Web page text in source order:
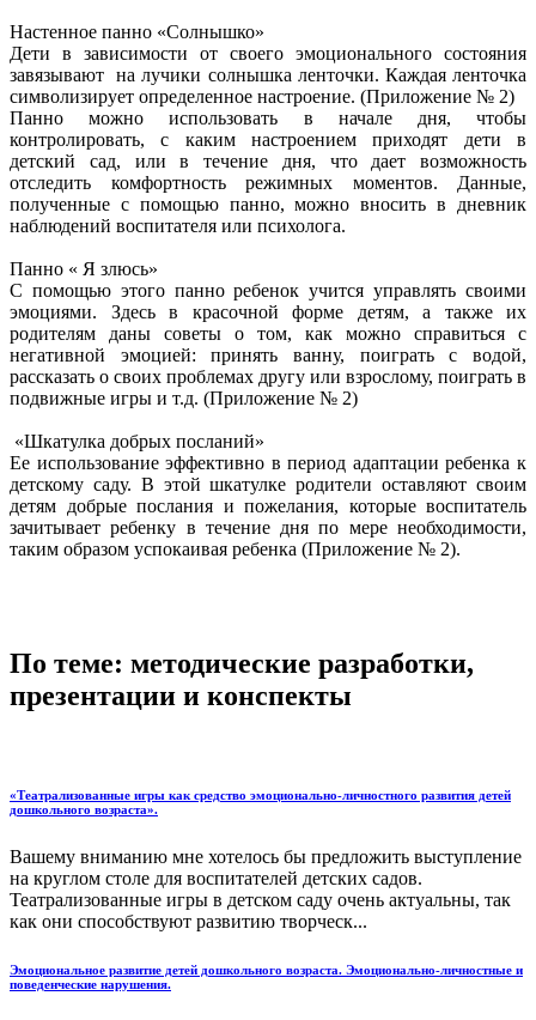
Настенное панно «Солнышко»
Дети в зависимости от своего эмоционального состояния
завязывают на лучики солнышка ленточки. Каждая ленточка
символизирует определенное настроение. (Приложение № 2)
Панно можно использовать в начале дня, чтобы
контролировать, с каким настроением приходят дети в
детский сад, или в течение дня, что дает возможность
отследить комфортность режимных моментов. Данные,
полученные с помощью панно, можно вносить в дневник
наблюдений воспитателя или психолога.
Панно « Я злюсь»
С помощью этого панно ребенок учится управлять своими
эмоциями. Здесь в красочной форме детям, а также их
родителям даны советы о том, как можно справиться с
негативной эмоцией: принять ванну, поиграть с водой,
рассказать о своих проблемах другу или взрослому, поиграть в
подвижные игры и т.д. (Приложение № 2)
«Шкатулка добрых посланий»
Ее использование эффективно в период адаптации ребенка к
детскому саду. В этой шкатулке родители оставляют своим
детям добрые послания и пожелания, которые воспитатель
зачитывает ребенку в течение дня по мере необходимости,
таким образом успокаивая ребенка (Приложение № 2).
По теме: методические разработки,
презентации и конспекты
«Театрализованные игры как средство эмоционально-личностного развития детей
дошкольного возраста».
Вашему вниманию мне хотелось бы предложить выступление
на круглом столе для воспитателей детских садов.
Театрализованные игры в детском саду очень актуальны, так
как они способствуют развитию творческ...
Эмоциональное развитие детей дошкольного возраста. Эмоционально-личностные и
поведенческие нарушения.